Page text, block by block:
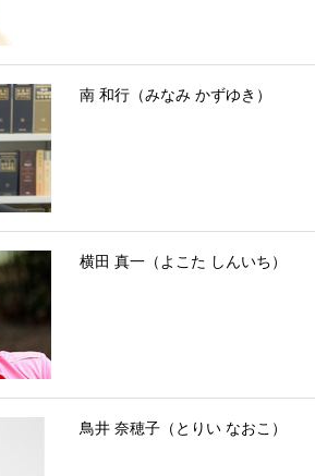
南 和行（みなみ かずゆき）
横田 真一（よこた しんいち）
鳥井 奈穂子（とりい なおこ）